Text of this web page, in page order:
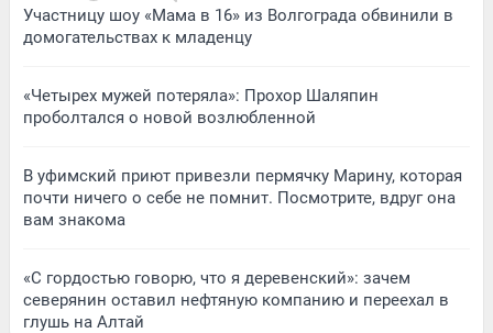
Участницу шоу «Мама в 16» из Волгограда обвинили в
домогательствах к младенцу
«Четырех мужей потеряла»: Прохор Шаляпин
проболтался о новой возлюбленной
В уфимский приют привезли пермячку Марину, которая
почти ничего о себе не помнит. Посмотрите, вдруг она
вам знакома
«С гордостью говорю, что я деревенский»: зачем
северянин оставил нефтяную компанию и переехал в
глушь на Алтай